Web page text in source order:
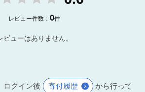
レビュー件数：0件
ビューはありません。
ログイン後 寄付履歴
から行って